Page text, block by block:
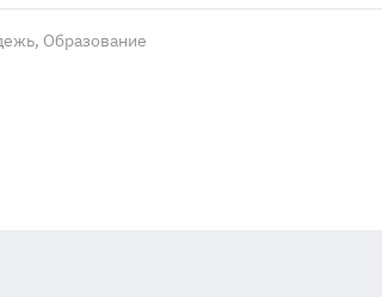
Образование